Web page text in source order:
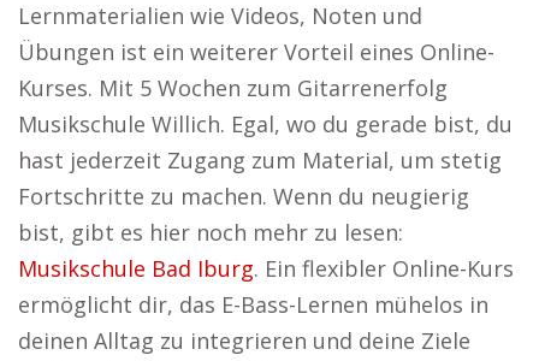
Lernmaterialien wie Videos, Noten und
Übungen ist ein weiterer Vorteil eines Online-
Kurses. Mit 5 Wochen zum Gitarrenerfolg
Musikschule Willich. Egal, wo du gerade bist, du
hast jederzeit Zugang zum Material, um stetig
Fortschritte zu machen. Wenn du neugierig
bist, gibt es hier noch mehr zu lesen:
Musikschule Bad Iburg. Ein flexibler Online-Kurs
ermöglicht dir, das E-Bass-Lernen mühelos in
deinen Alltag zu integrieren und deine Ziele